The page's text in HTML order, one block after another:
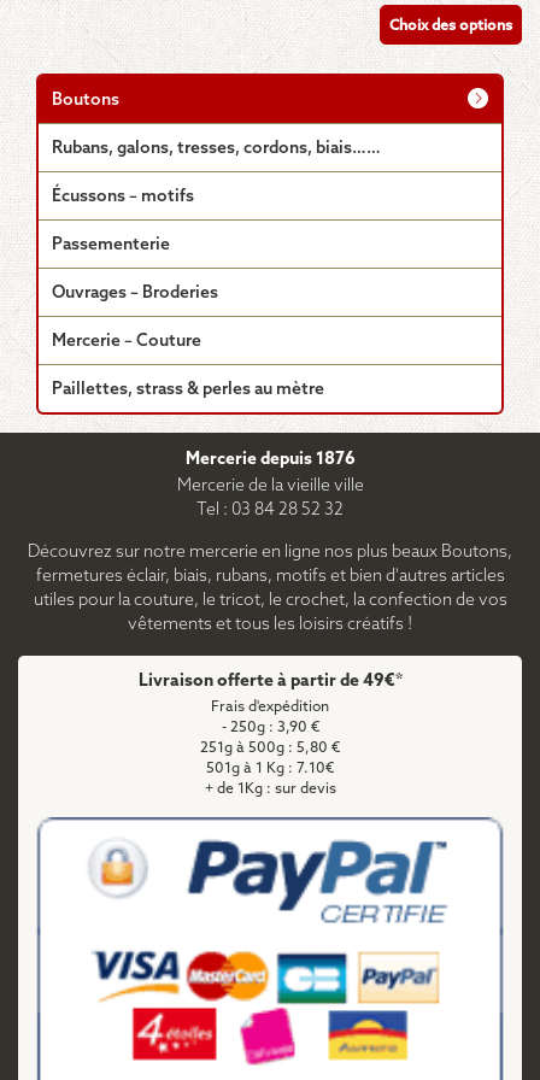
de
prix :
7.50€
8.50€
Choix des options
produit
a
plusieurs
Boutons
Rubans, galons, tresses, cordons, biais……
Écussons – motifs
Passementerie
Ouvrages – Broderies
Mercerie – Couture
Paillettes, strass & perles au mètre
Mercerie depuis 1876
Mercerie de la vieille ville
Tel : 03 84 28 52 32
Découvrez sur notre mercerie en ligne nos plus beaux Boutons,
fermetures éclair, biais, rubans, motifs et bien d'autres articles
utiles pour la couture, le tricot, le crochet, la confection de vos
vêtements et tous les loisirs créatifs !
Livraison offerte à partir de 49€*
Frais d'expédition
- 250g : 3,90 €
251g à 500g : 5,80 €
501g à 1 Kg : 7.10€
+ de 1Kg : sur devis